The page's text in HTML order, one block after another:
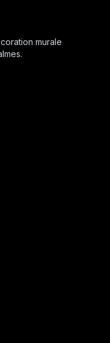
murale